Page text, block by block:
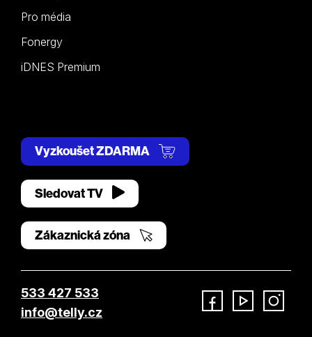
Pro média
Fonergy
iDNES Premium
Vyzkoušet ZDARMA
Sledovat TV
Zákaznická zóna
533 427 533
info@telly.cz